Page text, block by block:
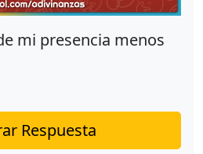
mi presencia menos
Respuesta